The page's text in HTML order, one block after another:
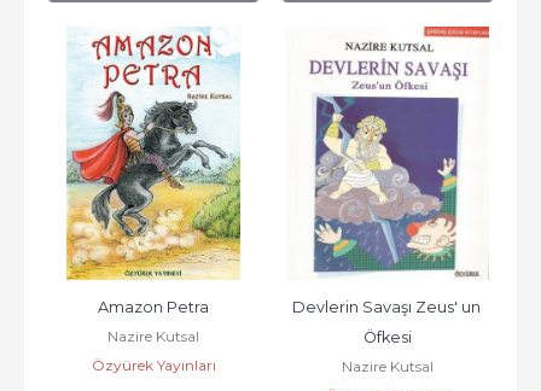
Amazon Petra
Nazire Kutsal
Özyürek Yayınları
Devlerin Savaşı Zeus' un
Öfkesi
Nazire Kutsal